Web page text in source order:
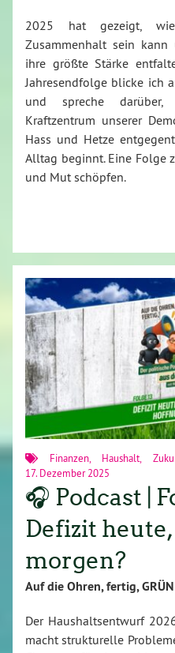
2025 hat gezeigt,
Zusammenhalt sein
ihre größte Stärke
Jahresendfolge blicke ich
und spreche darüber,
Kraftzentrum unserer
Hass und Hetze
Alltag beginnt. Eine Folge
und Mut schöpfen.
Finanzen, Haushalt ,
17. Dezember 2025
🎧 Podcast |
Defizit
morgen?
Auf die Ohren, fertig,
Der Haushaltsentwurf
macht strukturelle